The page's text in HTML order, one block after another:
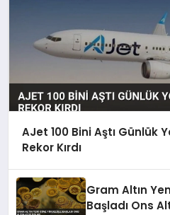
AJet 100 Bini Aştı Günlük
Rekor Kırdı
Gram Altın
Başladı Ons